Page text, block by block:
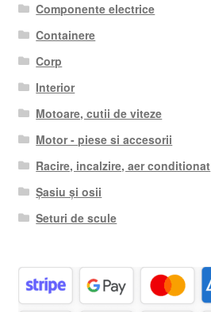
Componente electrice
Containere
Corp
Interior
Motoare, cutii de viteze
Motor - piese si accesorii
Racire, incalzire, aer conditionat
Șasiu și osii
Seturi de scule